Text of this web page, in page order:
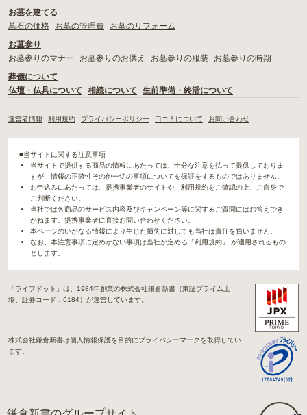
お墓を建てる
墓石の価格
お墓の管理費
お墓のリフォーム
お墓参り
お墓参りのマナー
お墓参りのお供え お墓参りの服装
お墓参りの時期
葬儀について
仏壇・仏具について
相続について 生前準備・終活について
運営者情報 利用規約 プライバシーポリシー 口コミについて お問い合わせ
■当サイトに関する注意事項
当サイトで提供する商品の情報にあたっては、十分な注意を払って提供しておりま
すが、情報の正確性その他一切の事項についてを保証をするものではありません。
お申込みにあたっては、提携事業者のサイトや、利用規約をご確認の上、ご自身で
ご判断ください。
当社では各商品のサービス内容及びキャンペーン等に関するご質問にはお答えでき
かねます。提携事業者に直接お問い合わせください。
本ページのいかなる情報により生じた損失に対しても当社は責任を負いません。
なお、本注意事項に定めがない事項は当社が定める「利用規約」 が適用されるもの
とします。
「ライフドット」は、1984年創業の株式会社鎌倉新書（東証プライム上
場、証券コード：6184）が運営しています。
株式会社鎌倉新書は個人情報保護を目的にプライバシーマークを取得してい
ます。